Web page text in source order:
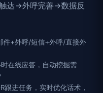
达→外呼完善→数据反
件+外呼/短信+外呼/直接外
在线应答，自动挖掘需
跟进任务，实时优化话术，